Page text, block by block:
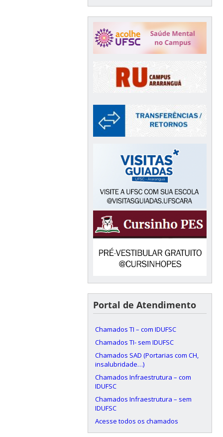
Portal de Atendimento
Chamados TI – com IDUFSC
Chamados TI- sem IDUFSC
Chamados SAD (Portarias com CH,
insalubridade…)
Chamados Infraestrutura – com
IDUFSC
Chamados Infraestrutura – sem
IDUFSC
Acesse todos os chamados